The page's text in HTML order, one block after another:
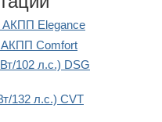
АКПП Elegance
АКПП Comfort
102 л.с.) DSG
132 л.с.) CVT